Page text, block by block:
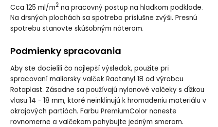
Cca 125 ml/m2 na pracovný postup na hladkom podklade.
Na drsných plochách sa spotreba príslušne zvýši. Presnú
spotrebu stanovte skúšobným náterom.
Podmienky spracovania
Aby ste docielili čo najlepší výsledok, použite pri
spracovaní maliarsky valček Raotanyl 18 od výrobcu
Rotaplast. Zásadne sa používajú nylonové valčeky s dĺžkou
vlasu 14 - 18 mm, ktoré neinklinujú k hromadeniu materiálu v
okrajových partiách. Farbu PremiumColor naneste
rovnomerne a valčekom pohybujte jedným smerom.